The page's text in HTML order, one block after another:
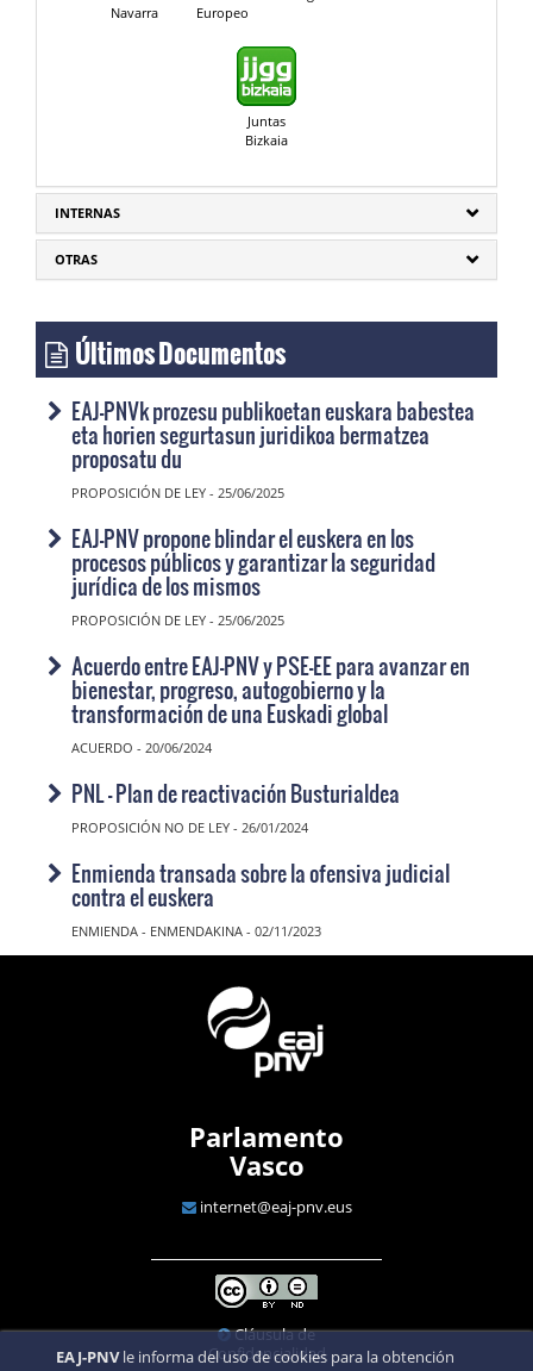
Navarra
Europeo
Juntas
Bizkaia
INTERNAS
OTRAS
Últimos Documentos
EAJ-PNVk prozesu publikoetan euskara babestea
eta horien segurtasun juridikoa bermatzea
proposatu du
PROPOSICIÓN DE LEY - 25/06/2025
EAJ-PNV propone blindar el euskera en los
procesos públicos y garantizar la seguridad
jurídica de los mismos
PROPOSICIÓN DE LEY - 25/06/2025
Acuerdo entre EAJ-PNV y PSE-EE para avanzar en
bienestar, progreso, autogobierno y la
transformación de una Euskadi global
ACUERDO - 20/06/2024
PNL - Plan de reactivación Busturialdea
PROPOSICIÓN NO DE LEY - 26/01/2024
Enmienda transada sobre la ofensiva judicial
contra el euskera
ENMIENDA - ENMENDAKINA - 02/11/2023
Parlamento
Vasco
internet@eaj-pnv.eus
Cláusula de
Confidencialidad
EAJ-PNVle informa del uso de cookies para la obtención